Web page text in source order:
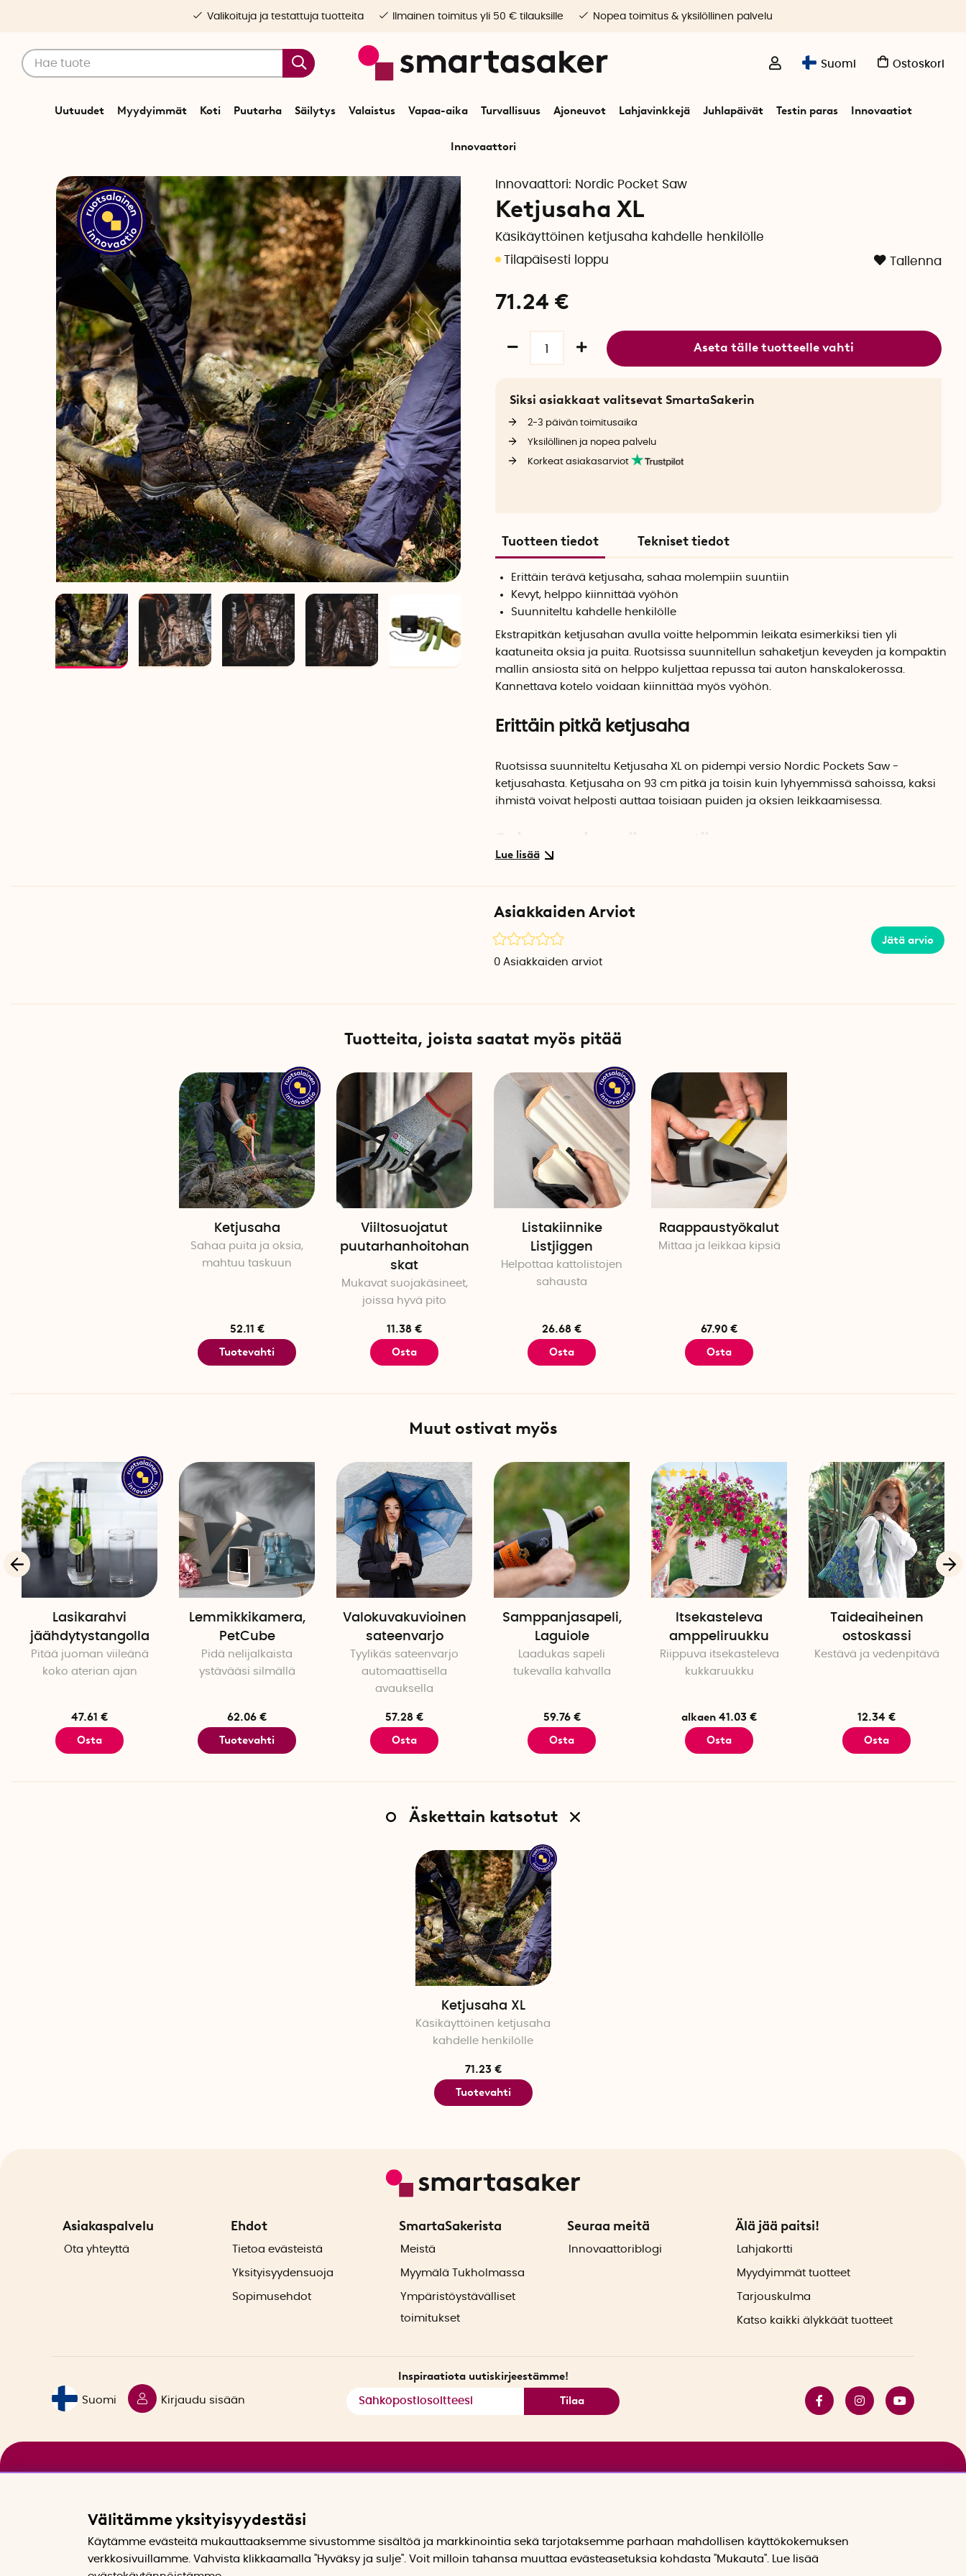
Suomi Ostoskori
Uutuudet Myydyimmät Koti Puutarha Säilytys Valaistus Vapaa-aika Turvallisuus Ajoneuvot Lahjavinkkejä Juhlapäivät Testin paras Innovaatiot
Innovaattori
Valikoituja ja testattuja tuotteita Ilmainen toimitus yli 50 € tilauksille Nopea toimitus & yksilöllinen palvelu
Ulkoilmaelämä Ulkoiluvälineet
Innovaattori: Nordic Pocket Saw
Ketjusaha XL
Käsikäyttöinen ketjusaha kahdelle henkilölle
Tallenna
71.24 €
Aseta tälle tuotteelle vahti
Siksi asiakkaat valitsevat SmartaSakerin
2-3 päivän toimitusaika
Yksilöllinen ja nopea palvelu
Korkeat asiakasarviot
Tuotteen tiedot Tekniset tiedot
Erittäin terävä ketjusaha, sahaa molempiin suuntiin
Kevyt, helppo kiinnittää vyöhön
Suunniteltu kahdelle henkilölle
Ekstrapitkän ketjusahan avulla voitte helpommin leikata esimerkiksi tien yli
kaatuneita oksia ja puita. Ruotsissa suunnitellun sahaketjun keveyden ja kompaktin
mallin ansiosta sitä on helppo kuljettaa repussa tai auton hanskalokerossa.
Kannettava kotelo voidaan kiinnittää myös vyöhön.
Erittäin pitkä ketjusaha
Ruotsissa suunniteltu Ketjusaha XL on pidempi versio Nordic Pockets Saw -
ketjusahasta. Ketjusaha on 93 cm pitkä ja toisin kuin lyhyemmissä sahoissa, kaksi
ihmistä voivat helposti auttaa toisiaan puiden ja oksien leikkaamisessa.
ensisijaisesti kahdelle henkilölle, mutta sitä voi käyttää myös yksin, jos seisot hieman
kauempana puusta tai sahaat halkaisijaltaan paksumpia runkoja.
Oikealla käsittelyllä ja hoidolla pitkään kestävä käsikäyttöinen saha on olennainen
Materiaalit ja hoitovinkit
Suuret kahvat on valmistettu kestävästä nailonista ja niistä saa hyvän otteen, vaikka
ulkona olisi märkää. Terävä terä on valmistettu lämpökäsitellystä
korkeahiiliteräksestä. Jotta ketju pysyisi terävänä vuodesta toiseen, on suositeltavaa,
että puhdistat ketjun käytön jälkeen, teroitat ketjun 4 mm:n pyöreällä viilalla ja
Tekniset tiedot
Malli: Nordic Pocket Saw, X-Long
Materiaali kotelo: nylon
Pituus ketju: 93 cm
Sahan hampaiden määrä: 50 kpl
Mitat kotelo: 11,9 cm x 10,7 cm x 3 cm
Asiakkaiden Arviot
Jätä arvio
0 Asiakkaiden arviot
Tuotteita, joista saatat myös pitää
Ketjusaha
Sahaa puita ja oksia,
mahtuu taskuun
52.11 €
Tuotevahti
Viiltosuojatut
puutarhanhoitohan
skat
Mukavat suojakäsineet,
joissa hyvä pito
11.38 €
Osta
Listakiinnike
Listjiggen
Helpottaa kattolistojen
sahausta
26.68 €
Osta
Raappaustyökalut
Mittaa ja leikkaa kipsiä
67.90 €
Osta
Muut ostivat myös
Lasikarahvi
jäähdytystangolla
Pitää juoman viileänä
koko aterian ajan
47.61 €
Osta
Lemmikkikamera,
PetCube
Pidä nelijalkaista
ystävääsi silmällä
62.06 €
Tuotevahti
Valokuvakuvioinen
sateenvarjo
Tyylikäs sateenvarjo
automaattisella
avauksella
57.28 €
Osta
Samppanjasapeli,
Laguiole
Laadukas sapeli
tukevalla kahvalla
59.76 €
Osta
Itsekasteleva
amppeliruukku
Riippuva itsekasteleva
kukkaruukku
alkaen 41.03 €
Osta
Taideaiheinen
ostoskassi
Kestävä ja vedenpitävä
12.34 €
Osta
Äskettain katsotut
Ketjusaha XL
Käsikäyttöinen ketjusaha
kahdelle henkilölle
71.23 €
Tuotevahti
Asiakaspalvelu
Ota yhteyttä
Ehdot
Tietoa evästeistä
Yksityisyydensuoja
Sopimusehdot
SmartaSakerista
Meistä
Myymälä Tukholmassa
Ympäristöystävälliset
toimitukset
Seuraa meitä
Innovaattoriblogi
Älä jää paitsi!
Lahjakortti
Myydyimmät tuotteet
Tarjouskulma
Katso kaikki älykkäät tuotteet
Suomi Kirjaudu sisään
Inspiraatiota uutiskirjeestämme!
Tilaa
Välitämme yksityisyydestäsi
Käytämme evästeitä mukauttaaksemme sivustomme sisältöä ja markkinointia sekä tarjotaksemme parhaan mahdollisen käyttökokemuksen
verkkosivuillamme. Vahvista klikkaamalla "Hyväksy ja sulje". Voit milloin tahansa muuttaa evästeasetuksia kohdasta "Mukauta". Lue lisää